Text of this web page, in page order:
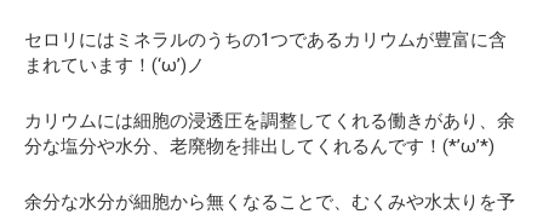
セロリにはミネラルのうちの1つであるカリウムが豊富に含
まれています！(‘ω’)ノ
カリウムには細胞の浸透圧を調整してくれる働きがあり、余
分な塩分や水分、老廃物を排出してくれるんです！(*’ω’*)
余分な水分が細胞から無くなることで、むくみや水太りを予